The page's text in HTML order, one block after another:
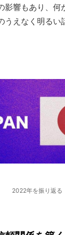
影響もあり、何
うえなく明るい
2022年を振り返る